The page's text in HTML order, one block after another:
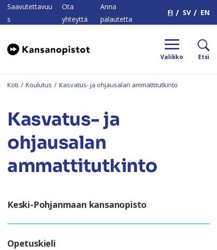
Saavutettavuu
s
Ota
yhteyttä
Anna
palautetta
FI SV EN
Valikko Etsi
Koti / Koulutus / Kasvatus- ja ohjausalan ammattitutkinto
Kasvatus- ja
ohjausalan
ammattitutkinto
Keski-Pohjanmaan kansanopisto
Opetuskieli